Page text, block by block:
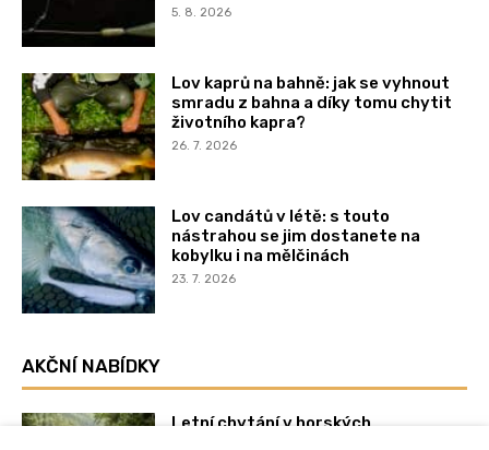
5. 8. 2026
Lov kaprů na bahně: jak se vyhnout
smradu z bahna a díky tomu chytit
životního kapra?
26. 7. 2026
Lov candátů v létě: s touto
nástrahou se jim dostanete na
kobylku i na mělčinách
23. 7. 2026
AKČNÍ NABÍDKY
Letní chytání v horských